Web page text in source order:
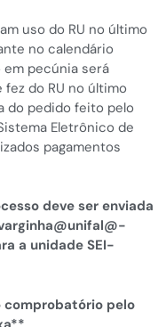
uso do RU no último
no calendário
pecúnia será
do RU no último
do pedido feito pelo
Eletrônico de
pagamentos
deve ser enviada
a unidade SEI-
comprobatório pelo